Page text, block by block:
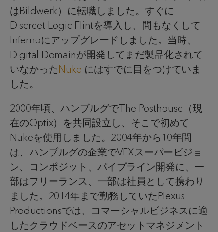
はBildwerk）に転職しました。すぐに
Discreet Logic Flintを導入し、間もなくして
Infernoにアップグレードしました。当時、
Digital Domainが開発してまだ製品化されて
いなかったNuke にはすでに目をつけていま
した。
2000年頃、ハンブルグでThe Posthouse（現
在のOptix）を共同設立し、そこで初めて
Nukeを使用しました。2004年から10年間
は、ハンブルグの企業でVFXスーパービジョ
ン、コンポジット、パイプライン開発に、一
部はフリーランス、一部は社員として携わり
ました。2014年まで勤務していたPlexus
Productionsでは、コマーシャルビジネスに適
したクラウドベースのアセットマネジメント